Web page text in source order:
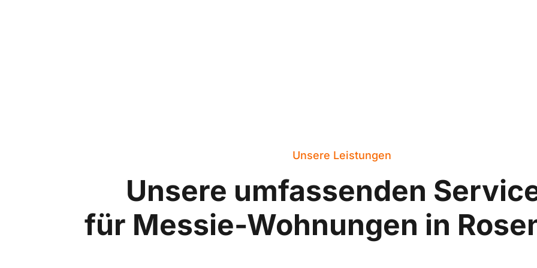
Unsere Leistungen
Unsere umfassenden
für Messie-Wohnungen in